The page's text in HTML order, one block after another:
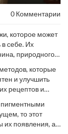
0 Комментарии
которое может
себе. Их
природного
разными, и
подходящий
которые
и улучшить
рецептов и
с
играет внешний
пигментными
то этот
их появления, а